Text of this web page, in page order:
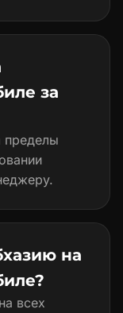
за
пределы
на
всех